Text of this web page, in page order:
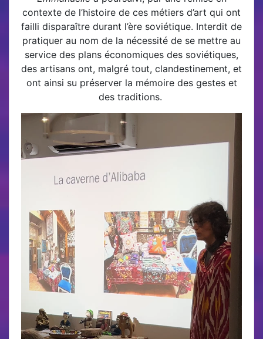
contexte de l’histoire de ces métiers d’art qui ont
failli disparaître durant l’ère soviétique. Interdit de
pratiquer au nom de la nécessité de se mettre au
service des plans économiques des soviétiques,
des artisans ont, malgré tout, clandestinement, et
ont ainsi su préserver la mémoire des gestes et
des traditions.